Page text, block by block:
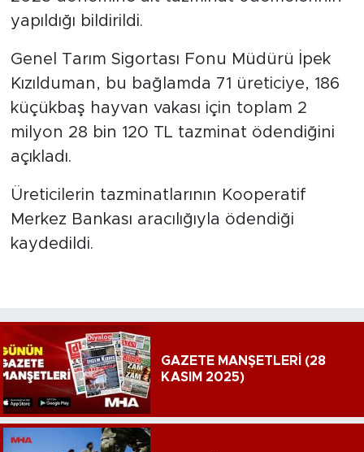
yapıldığı bildirildi.
Genel Tarım Sigortası Fonu Müdürü İpek
Kızılduman, bu bağlamda 71 üreticiye, 186
küçükbaş hayvan vakası için toplam 2
milyon 28 bin 120 TL tazminat ödendiğini
açıkladı.
Üreticilerin tazminatlarının Kooperatif
Merkez Bankası aracılığıyla ödendiği
kaydedildi.
GAZETE MANŞETLERİ (28
KASIM 2025)